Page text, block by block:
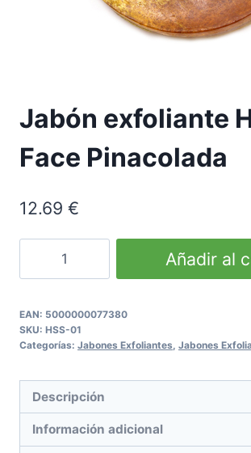
Jabón exfoliante
Face Pinacolada
12.69 €
Scrub
Soap
Añadir al
EAN: 5000000077380
SKU: HSS-01
Categorías: Jabones Exfoliantes, Jabones
Descripción
Información adicional